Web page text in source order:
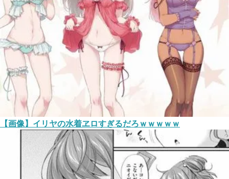
【画像】イリヤの水着ヱロすぎるだろｗｗｗｗｗ